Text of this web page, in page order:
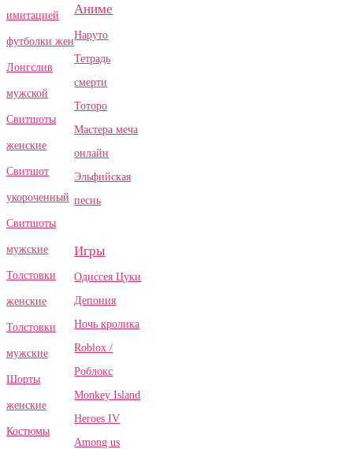
имитацией
футболки жен
Лонгслив
мужской
Свитшоты
женские
Свитшот
укороченный
Свитшоты
мужские
Толстовки
женские
Толстовки
мужские
Шорты
женские
Костюмы
Аниме
Наруто
Тетрадь
смерти
Тоторо
Мастера меча
онлайн
Эльфийская
песнь
Игры
Одиссея Цуки
Депония
Ночь кролика
Roblox /
Роблокс
Monkey Island
Heroes IV
Among us